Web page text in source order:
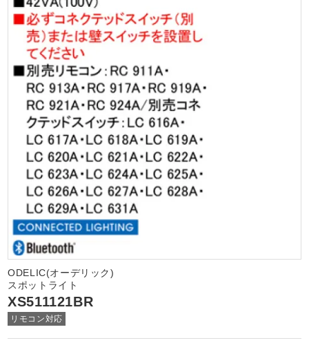
ODELIC(オーデリック)
スポットライト
XS511121BR
リモコン対応